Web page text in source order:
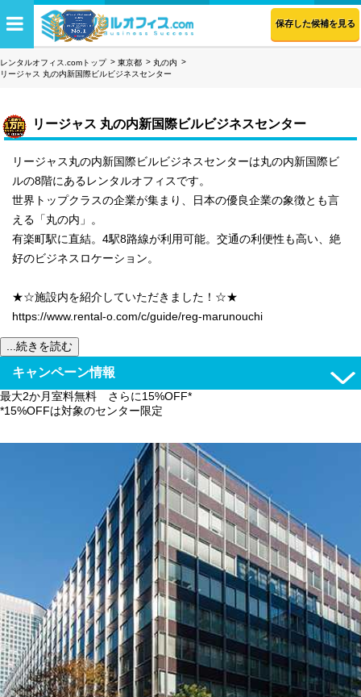
保存した候補を見る
レンタルオフィス.comトップ 東京都
丸の内
リージャス 丸の内新国際ビルビジネスセンター
リージャス 丸の内新国際ビルビジネスセンター
リージャス丸の内新国際ビルビジネスセンターは丸の内新国際ビ
ルの8階にあるレンタルオフィスです。
世界トップクラスの企業が集まり、日本の優良企業の象徴とも言
える「丸の内」。
有楽町駅に直結。4駅8路線が利用可能。交通の利便性も高い、絶
好のビジネスロケーション。
★☆施設内を紹介していただきました！☆★
https://www.rental-o.com/c/guide/reg-marunouchi
...続きを読む
キャンペーン情報
最大2か月室料無料 さらに15%OFF*
*15%OFFは対象のセンター限定